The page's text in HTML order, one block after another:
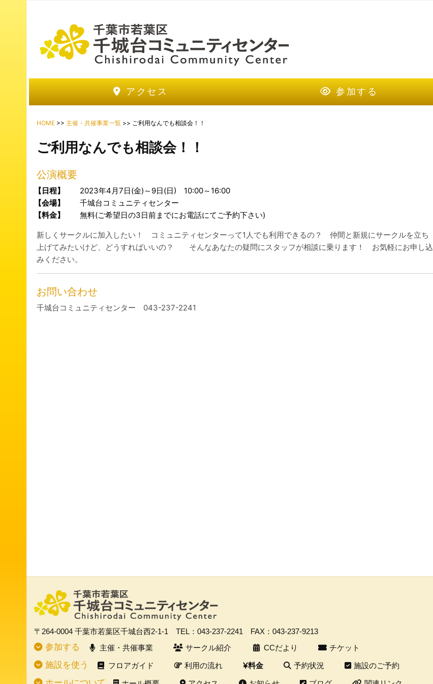
アクセス 参加する
HOME >> 主催・共催事業一覧 >> ご利用なんでも相談会！！
ご利用なんでも相談会！！
公演概要
【日程】
2023年4月7日(金)～9日(日) 10:00～16:00
【会場】
千城台コミュニティセンター
【料金】
無料(ご希望日の3日前までにお電話にてご予約下さい)
新しくサークルに加入したい！ コミュニティセンターって1人でも利用できるの？ 仲間と新規にサークルを立ち
上げてみたいけど、どうすればいいの？ そんなあなたの疑問にスタッフが相談に乗ります！ お気軽にお申し込
みください。
お問い合わせ
千城台コミュニティセンター 043-237-2241
〒264-0004 千葉市若葉区千城台西2-1-1 TEL：043-237-2241 FAX：043-237-9213
参加する 主催・共催事業 サークル紹介 CCだより チケット
施設を使う フロアガイド 利用の流れ 料金 予約状況 施設のご予約